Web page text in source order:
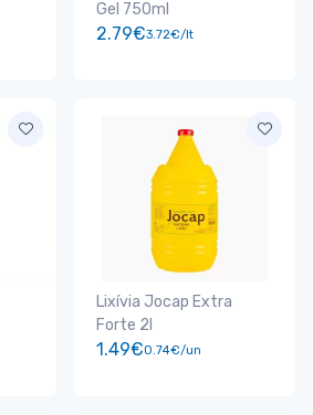
Gel 750ml
2.79€3.72€/lt
Lixívia Jocap Extra
Forte 2l
1.49€0.74€/un